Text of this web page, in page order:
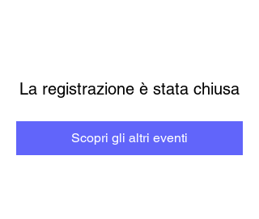
La registrazione è stata chiusa
Scopri gli altri eventi